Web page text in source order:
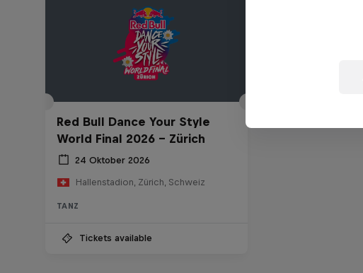
Red Bull Dance Your Style
World Final 2026 - Zürich
24 Oktober 2026
Hallenstadion, Zürich, Schweiz
TANZ
Tickets available